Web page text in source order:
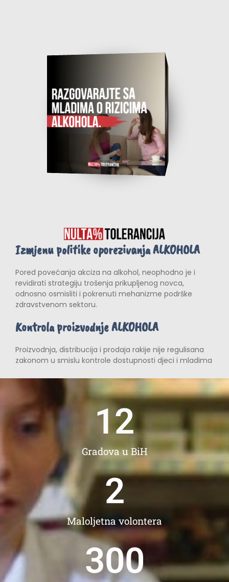
Izmjenu politike oporezivanja ALKOHOLA
Pored povećanja akciza na alkohol, neophodno je i
revidirati strategiju trošenja prikupljenog novca,
odnosno osmisliti i pokrenuti mehanizme podrške
zdravstvenom sektoru.
Kontrola proizvodnje ALKOHOLA
Proizvodnja, distribucija i prodaja rakije nije regulisana
zakonom u smislu kontrole dostupnosti djeci i mladima
Gradova u BiH
12
Maloljetna volontera
2
300